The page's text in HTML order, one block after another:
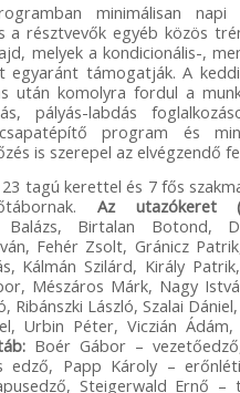
minimálisan napi
a résztvevők egyéb közös
melyek a kondicionális-,
egyaránt támogatják. A
után komolyra fordul a
pályás-labdás
program és
is szerepel az elvégzendő
23 tagú kerettel és 7 fős
Az utazókeret
Balázs, Birtalan Botond,
Fehér Zsolt, Gránicz
Kálmán Szilárd, Király
Mészáros Márk, Nagy
Ribánszki László, Szalai
Urbin Péter, Viczián Ádám,
Boér Gábor –
edző, Papp Károly –
Steigerwald Ernő –